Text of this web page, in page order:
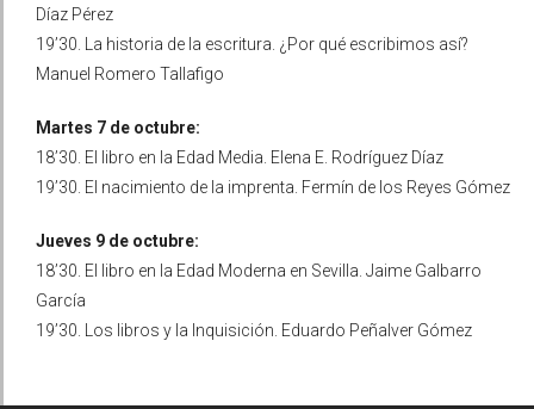
Díaz Pérez
19’30. La historia de la escritura. ¿Por qué escribimos así?
Manuel Romero Tallafigo
Martes 7 de octubre:
18’30. El libro en la Edad Media. Elena E. Rodríguez Díaz
19’30. El nacimiento de la imprenta. Fermín de los Reyes Gómez
Jueves 9 de octubre:
18’30. El libro en la Edad Moderna en Sevilla. Jaime Galbarro
García
19’30. Los libros y la Inquisición. Eduardo Peñalver Gómez